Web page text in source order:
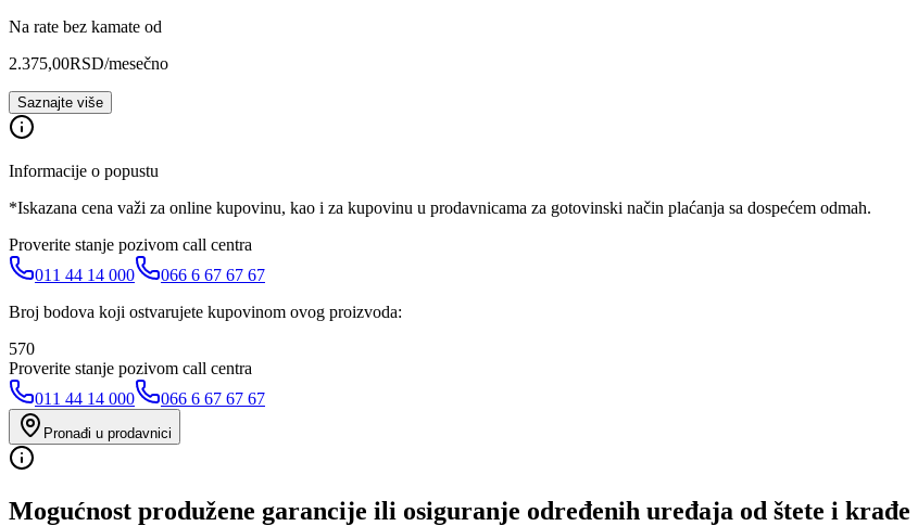
Na rate bez kamate od
2.375,00RSD/mesečno
Saznajte više
Informacije o popustu
*Iskazana cena važi za online kupovinu, kao i za kupovinu u prodavnicama za gotovinski način plaćanja sa dospećem odmah.
Proverite stanje pozivom call centra
011 44 14 000
066 6 67 67 67
Broj bodova koji ostvarujete kupovinom ovog proizvoda:
570
Proverite stanje pozivom call centra
011 44 14 000
066 6 67 67 67
Pronađi u prodavnici
Mogućnost produžene garancije ili osiguranje određenih uređaja od štete i krađe